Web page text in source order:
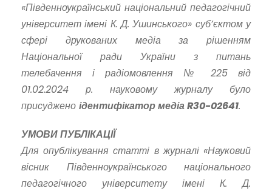
«Південноукраїнський національний педагогічний
університет імені К. Д. Ушинського» суб’єктом у
сфері друкованих медіа за рішенням
Національної ради України з питань
телебачення і радіомовлення № 225 від
01.02.2024 р. науковому журналу було
присуджено ідентифікатор медіа R30-02641.
УМОВИ ПУБЛІКАЦІЇ
Для опублікування статті в журналі «Науковий
вісник Південноукраїнського національного
педагогічного університету імені К. Д.